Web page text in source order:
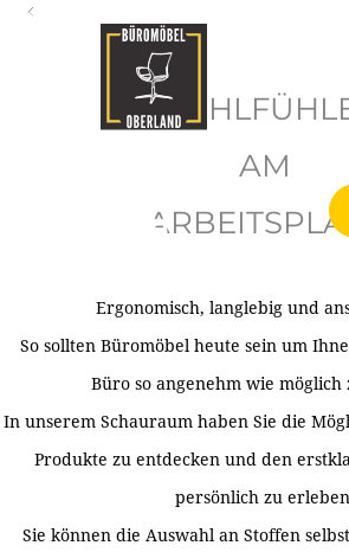
AM
Ergonomisch, langlebig und
So sollten Büromöbel heute sein um
Büro so angenehm wie möglich
In unserem Schauraum haben Sie die
Produkte zu entdecken und den
persönlich zu
Sie können die Auswahl an Stoffen